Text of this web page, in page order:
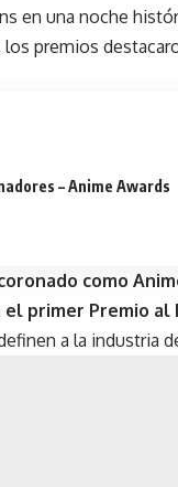
en una noche
premios
– Anime Awards
como
el primer Premio al
a la industria